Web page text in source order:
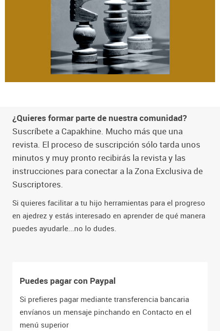
¿Quieres formar parte de nuestra comunidad?
Suscríbete a Capakhine. Mucho más que una
revista. El proceso de suscripción sólo tarda unos
minutos y muy pronto recibirás la revista y las
instrucciones para conectar a la Zona Exclusiva de
Suscriptores.
Si quieres facilitar a tu hijo herramientas para el progreso
en ajedrez y estás interesado en aprender de qué manera
puedes ayudarle...no lo dudes.
Puedes pagar con Paypal
Si prefieres pagar mediante transferencia bancaria
envíanos un mensaje pinchando en Contacto en el
menú superior